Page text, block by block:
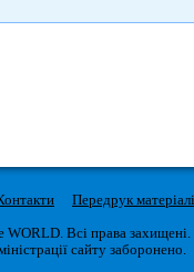
Передрук
Всі права захищені.
сайту заборонено.